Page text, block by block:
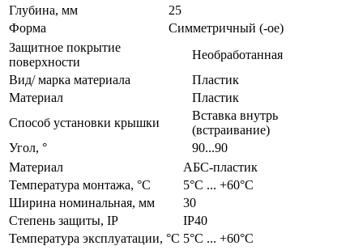
Глубина, мм
25
Форма
Симметричный (-ое)
Защитное покрытие
поверхности
Необработанная
Вид/ марка материала
Пластик
Материал
Пластик
Способ установки крышки
Вставка внутрь
(встраивание)
Угол, °
90...90
Материал
АБС-пластик
Температура монтажа, °С
­5°С ... +60°С
Ширина номинальная, мм
30
Степень защиты, IP
IP40
Температура эксплуатации, °С ­5°С ... +60°С